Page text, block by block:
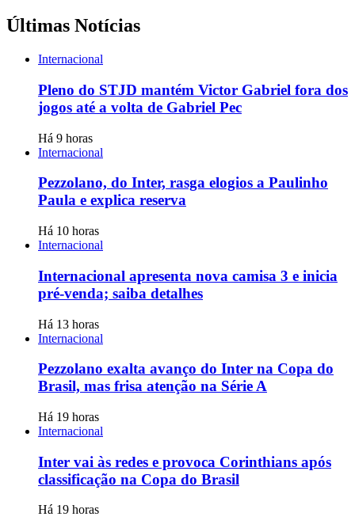
Últimas Notícias
Internacional
Pleno do STJD mantém Victor Gabriel fora dos
jogos até a volta de Gabriel Pec
Há 9 horas
Internacional
Pezzolano, do Inter, rasga elogios a Paulinho
Paula e explica reserva
Há 10 horas
Internacional
Internacional apresenta nova camisa 3 e inicia
pré-venda; saiba detalhes
Há 13 horas
Internacional
Pezzolano exalta avanço do Inter na Copa do
Brasil, mas frisa atenção na Série A
Há 19 horas
Internacional
Inter vai às redes e provoca Corinthians após
classificação na Copa do Brasil
Há 19 horas